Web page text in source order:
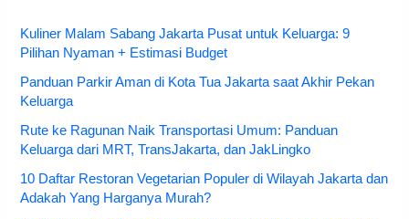
Kuliner Malam Sabang Jakarta Pusat untuk Keluarga: 9
Pilihan Nyaman + Estimasi Budget
Panduan Parkir Aman di Kota Tua Jakarta saat Akhir Pekan
Keluarga
Rute ke Ragunan Naik Transportasi Umum: Panduan
Keluarga dari MRT, TransJakarta, dan JakLingko
10 Daftar Restoran Vegetarian Populer di Wilayah Jakarta dan
Adakah Yang Harganya Murah?